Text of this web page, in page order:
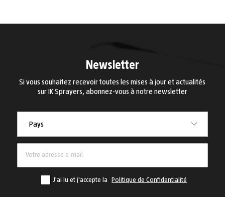
Newsletter
Si vous souhaitez recevoir toutes les mises à jour et actualités
sur IK Sprayers, abonnez-vous à notre newsletter
Pays
J'ai lu et j'accepte la Politique de Confidentialité